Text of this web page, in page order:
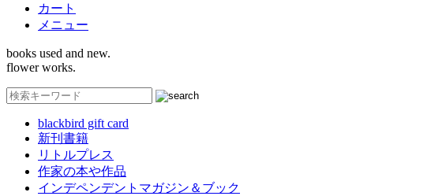
カート
メニュー
books used and new.
flower works.
blackbird gift card
新刊書籍
リトルプレス
作家の本や作品
インデペンデントマガジン＆ブック